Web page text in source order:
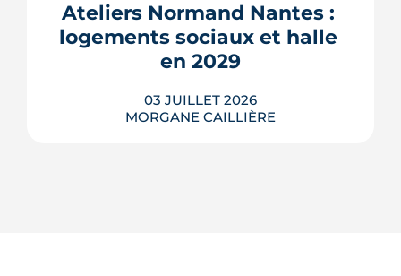
frais sans le moindre compresseur.
Tour d'horizon de dix réalisations qui
affrontent l'été sans climatisation, de ...
LIRE L'ARTICLE
Ateliers Normand Nantes :
logements sociaux et halle
en 2029
03 JUILLET 2026
MORGANE CAILLIÈRE